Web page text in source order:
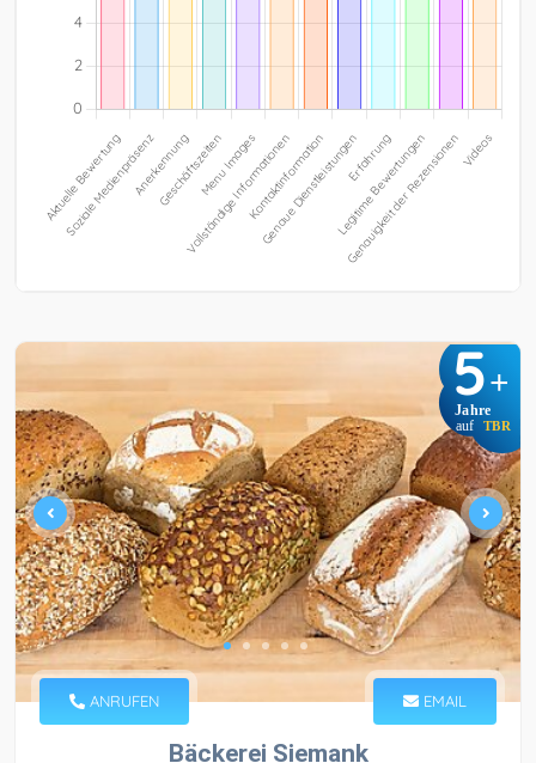
5+
Jahre
auf TBR
ANRUFEN EMAIL
Bäckerei Siemank